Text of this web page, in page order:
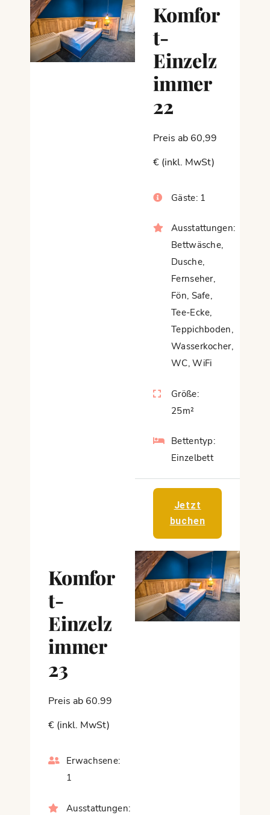
Komfor
t-
Einzelz
immer
22
Preis ab 60,99
€ (inkl. MwSt)
Gäste:1
Ausstattungen:
Bettwäsche,
Dusche,
Fernseher,
Fön, Safe,
Tee-Ecke,
Teppichboden,
Wasserkocher,
WC,WiFi
Größe:
25m²
Bettentyp:
Einzelbett
Jetzt
buchen
Komfor
t-
Einzelz
immer
23
Preis ab 60.99
€ (inkl. MwSt)
Erwachsene:
1
Ausstattungen: